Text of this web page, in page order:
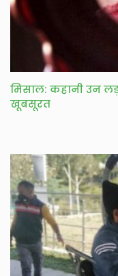
मिसाल: कहानी उन
खूबसूरत